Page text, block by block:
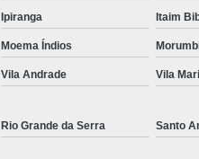
Ipiranga Itaim
Moema Índios
Vila Andrade Vila
Rio Grande da Serra Santo